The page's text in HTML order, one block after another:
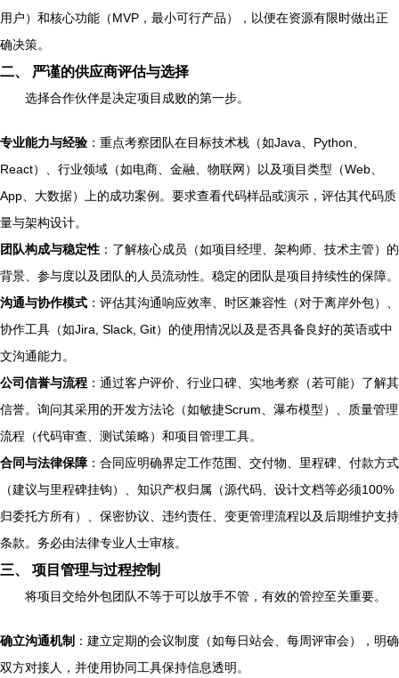
用户）和核心功能（MVP，最小可行产品），以便在资源有限时做出正
确决策。
二、 严谨的供应商评估与选择
选择合作伙伴是决定项目成败的第一步。
专业能力与经验 ：重点考察团队在目标技术栈（如Java、Python、
React）、行业领域（如电商、金融、物联网）以及项目类型（Web、
App、大数据）上的成功案例。要求查看代码样品或演示，评估其代码质
量与架构设计。
团队构成与稳定性 ：了解核心成员（如项目经理、架构师、技术主管）的
背景、参与度以及团队的人员流动性。稳定的团队是项目持续性的保障。
沟通与协作模式 ：评估其沟通响应效率、时区兼容性（对于离岸外包）、
协作工具（如Jira, Slack, Git）的使用情况以及是否具备良好的英语或中
文沟通能力。
公司信誉与流程 ：通过客户评价、行业口碑、实地考察（若可能）了解其
信誉。询问其采用的开发方法论（如敏捷Scrum、瀑布模型）、质量管理
流程（代码审查、测试策略）和项目管理工具。
合同与法律保障 ：合同应明确界定工作范围、交付物、里程碑、付款方式
（建议与里程碑挂钩）、知识产权归属（源代码、设计文档等必须100%
归委托方所有）、保密协议、违约责任、变更管理流程以及后期维护支持
条款。务必由法律专业人士审核。
三、 项目管理与过程控制
将项目交给外包团队不等于可以放手不管，有效的管控至关重要。
确立沟通机制 ：建立定期的会议制度（如每日站会、每周评审会），明确
双方对接人，并使用协同工具保持信息透明。